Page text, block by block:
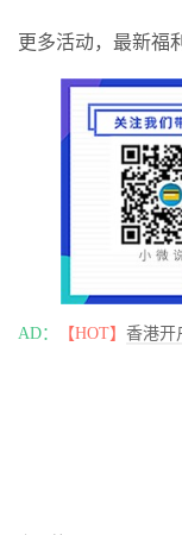
更多活动，最新福
AD： 【HOT】 香港开